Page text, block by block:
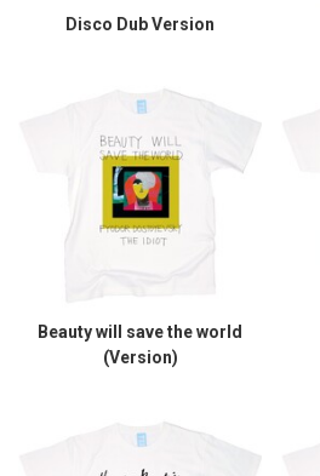
Disco Dub Version
Beauty will save the world
(Version)